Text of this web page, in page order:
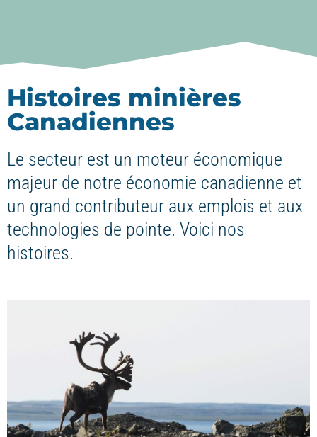
Histoires minières
Canadiennes
Le secteur est un moteur économique
majeur de notre économie canadienne et
un grand contributeur aux emplois et aux
technologies de pointe. Voici nos
histoires.